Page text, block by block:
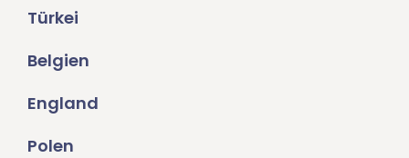
Türkei
Belgien
England
Polen